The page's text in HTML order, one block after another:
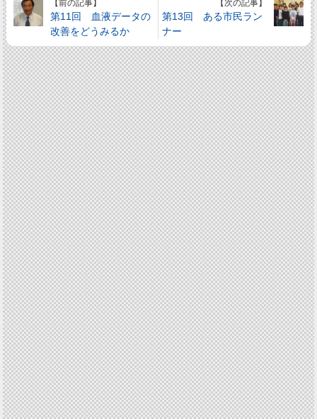
【前の記事】
第11回 血液データの
改善をどうみるか
【次の記事】
第13回 ある市民ラン
ナー